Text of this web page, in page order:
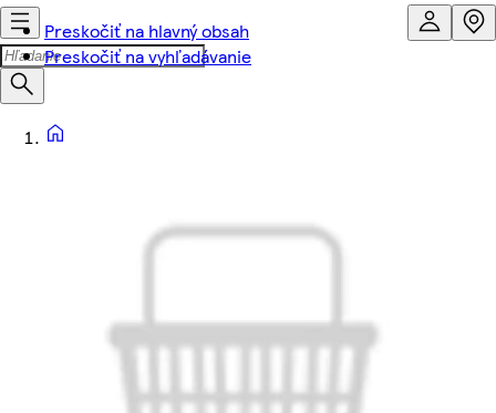
Preskočiť na hlavný obsah
Preskočiť na vyhľadávanie